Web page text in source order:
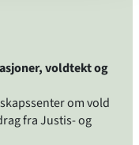
voldtekt og
om vold
fra Justis- og